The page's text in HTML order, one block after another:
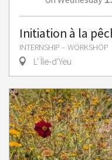
Initiation à la
INTERNSHIP – WORKSHOP
L' Île-d'Yeu